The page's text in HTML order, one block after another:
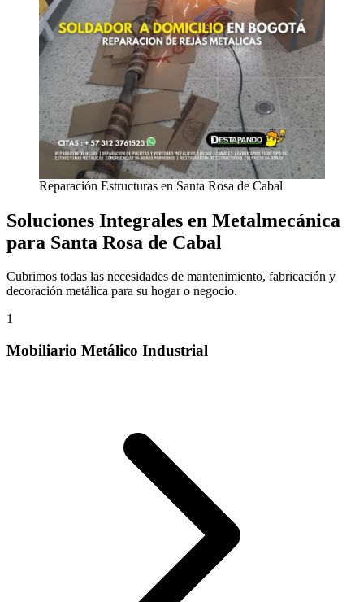
Reparación Estructuras en Santa Rosa de Cabal
Soluciones Integrales en Metalmecánica
para Santa Rosa de Cabal
Cubrimos todas las necesidades de mantenimiento, fabricación y
decoración metálica para su hogar o negocio.
1
Mobiliario Metálico Industrial